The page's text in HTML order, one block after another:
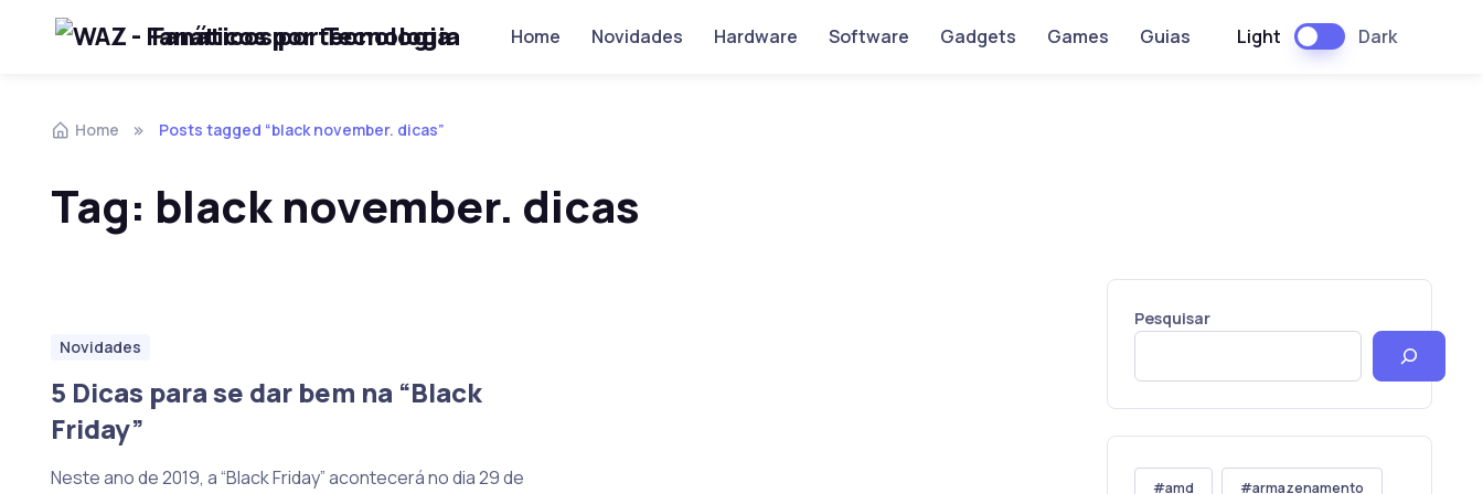
Skip to navigation
Skip to contentFanáticos por Tecnologia Home Novidades Hardware Software Gadgets Games Guias Light Dark
Home Posts tagged “black november. dicas”
Tag: black november. dicas
Novidades
5 Dicas para se dar bem na “Black
Friday”
Neste ano de 2019, a “Black Friday” acontecerá no dia 29 de
Pesquisar
amd armazenamento